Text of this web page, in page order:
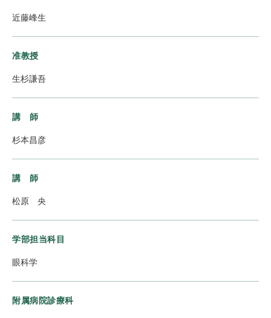
近藤峰生
准教授
生杉謙吾
講 師
杉本昌彦
講 師
松原 央
学部担当科目
眼科学
附属病院診療科